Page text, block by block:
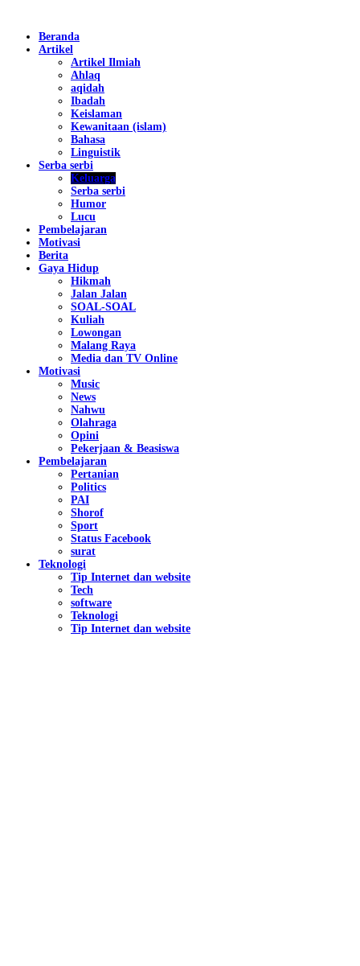
Beranda
Artikel
Artikel Ilmiah
Ahlaq
aqidah
Ibadah
Keislaman
Kewanitaan (islam)
Bahasa
Linguistik
Serba serbi
Keluarga
Serba serbi
Humor
Lucu
Pembelajaran
Motivasi
Berita
Gaya Hidup
Hikmah
Jalan Jalan
SOAL-SOAL
Kuliah
Lowongan
Malang Raya
Media dan TV Online
Motivasi
Music
News
Nahwu
Olahraga
Opini
Pekerjaan & Beasiswa
Pembelajaran
Pertanian
Politics
PAI
Shorof
Sport
Status Facebook
surat
Teknologi
Tip Internet dan website
Tech
software
Teknologi
Tip Internet dan website